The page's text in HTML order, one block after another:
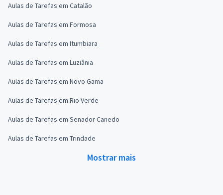
Aulas de Tarefas em Catalão
Aulas de Tarefas em Formosa
Aulas de Tarefas em Itumbiara
Aulas de Tarefas em Luziânia
Aulas de Tarefas em Novo Gama
Aulas de Tarefas em Rio Verde
Aulas de Tarefas em Senador Canedo
Aulas de Tarefas em Trindade
Mostrar mais